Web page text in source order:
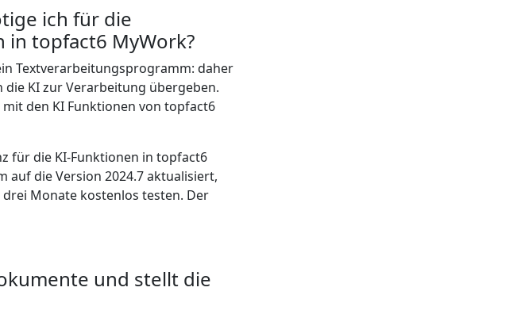
ich für die
in topfact6 MyWork?
Textverarbeitungsprogramm: daher
KI zur Verarbeitung übergeben.
den KI Funktionen von topfact6
für die KI-Funktionen in topfact6
auf die Version 2024.7 aktualisiert,
Monate kostenlos testen. Der
und stellt die